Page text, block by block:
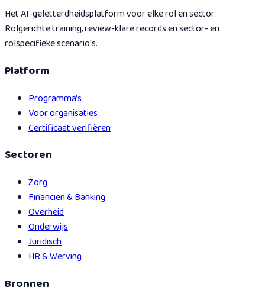
Het AI-geletterdheidsplatform voor elke rol en sector.
Rolgerichte training, review-klare records en sector- en
rolspecifieke scenario's.
Platform
Programma's
Voor organisaties
Certificaat verifiëren
Sectoren
Zorg
Financiën & Banking
Overheid
Onderwijs
Juridisch
HR & Werving
Bronnen